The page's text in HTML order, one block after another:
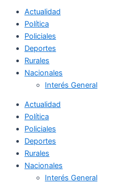
Actualidad
Política
Policiales
Deportes
Rurales
Nacionales
Interés General
Actualidad
Política
Policiales
Deportes
Rurales
Nacionales
Interés General